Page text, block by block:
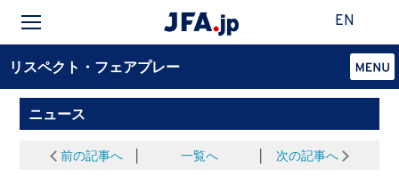
EN
リスペクト・フェアプレー
ニュース
前の記事へ 一覧へ 次の記事へ